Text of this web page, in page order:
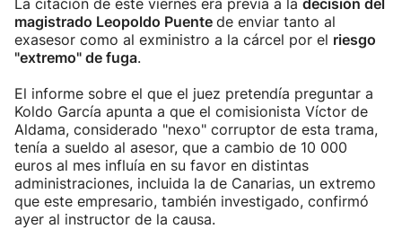
La citación de este viernes era previa a la decisión del
magistrado Leopoldo Puente de enviar tanto al
exasesor como al exministro a la cárcel por el riesgo
"extremo" de fuga.
El informe sobre el que el juez pretendía preguntar a
Koldo García apunta a que el comisionista Víctor de
Aldama, considerado "nexo" corruptor de esta trama,
tenía a sueldo al asesor, que a cambio de 10 000
euros al mes influía en su favor en distintas
administraciones, incluida la de Canarias, un extremo
que este empresario, también investigado, confirmó
ayer al instructor de la causa.